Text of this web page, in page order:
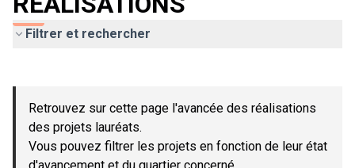
Filtrer et rechercher
−
Retrouvez sur cette page l'avancée des réalisations
des projets lauréats.
Vous pouvez filtrer les projets en fonction de leur état